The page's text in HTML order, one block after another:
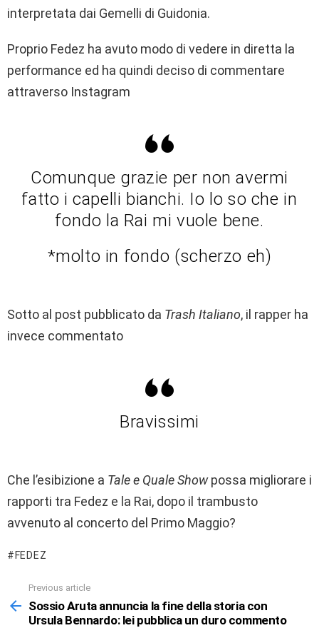
interpretata dai Gemelli di Guidonia.
Proprio Fedez ha avuto modo di vedere in diretta la
performance ed ha quindi deciso di commentare
attraverso Instagram
Comunque grazie per non avermi
fatto i capelli bianchi. Io lo so che in
fondo la Rai mi vuole bene.
*molto in fondo (scherzo eh)
Sotto al post pubblicato da Trash Italiano, il rapper ha
invece commentato
Bravissimi
Che l’esibizione a Tale e Quale Showpossa migliorare i
rapporti tra Fedez e la Rai, dopo il trambusto
avvenuto al concerto del Primo Maggio?
FEDEZ
more
Previous article
Sossio Aruta annuncia la fine della storia con
Ursula Bennardo: lei pubblica un duro commento